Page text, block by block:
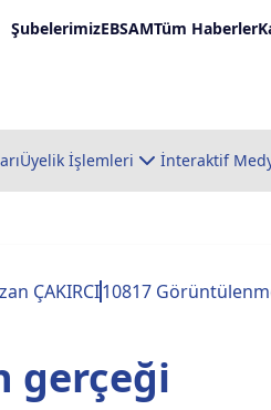
ŞubelerimizEBSAMTüm Haberler
Üyelik İşlemleri İnteraktif
ÇAKIRCI10817
gerçeği